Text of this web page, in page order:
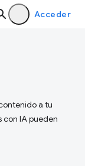
Acceder
a tu
IA pueden